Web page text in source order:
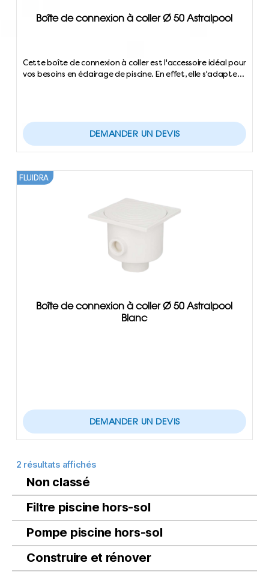
Boîte de connexion à coller Ø 50 Astralpool
Cette boîte de connexion à coller est l'accessoire idéal pour
vos besoins en éclairage de piscine. En effet, elle s'adapte…
DEMANDER UN DEVIS
Boîte de connexion à coller Ø 50 Astralpool
Blanc
FLUIDRA
DEMANDER UN DEVIS
2 résultats affichés
Non classé
Filtre piscine hors-sol
Pompe piscine hors-sol
Construire et rénover